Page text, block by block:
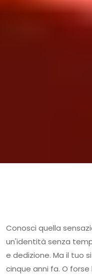
Conosci quella
un'identità senza
e dedizione. Ma il tuo
cinque anni fa. O